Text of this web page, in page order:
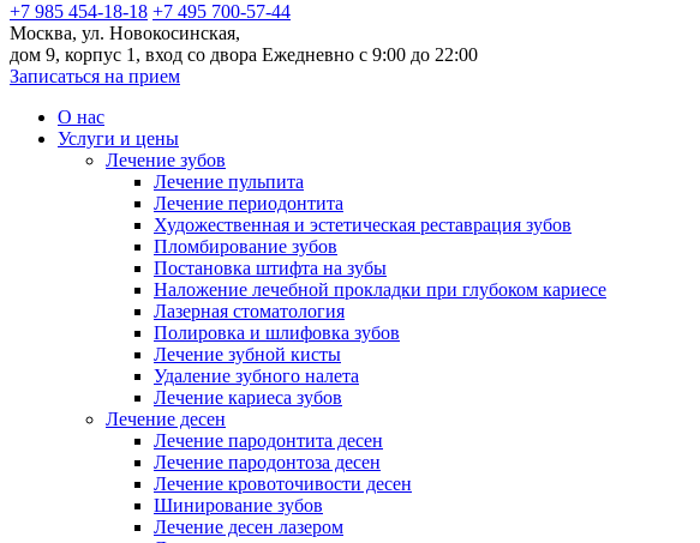
+7 985 454-18-18 +7 495 700-57-44
Москва, ул. Новокосинская,
дом 9, корпус 1, вход со двора Ежедневно с 9:00 до 22:00
Записаться на прием
О нас
Услуги и цены
Лечение зубов
Лечение пульпита
Лечение периодонтита
Художественная и эстетическая реставрация зубов
Пломбирование зубов
Постановка штифта на зубы
Наложение лечебной прокладки при глубоком кариесе
Лазерная стоматология
Полировка и шлифовка зубов
Лечение зубной кисты
Удаление зубного налета
Лечение кариеса зубов
Лечение десен
Лечение пародонтита десен
Лечение пародонтоза десен
Лечение кровоточивости десен
Шинирование зубов
Лечение десен лазером